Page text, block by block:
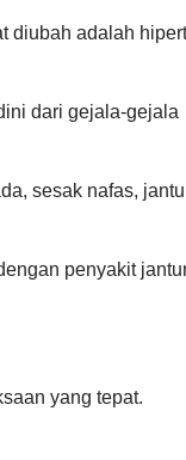
diubah adalah
dari gejala-gejala
sesak nafas,
penyakit
yang tepat.